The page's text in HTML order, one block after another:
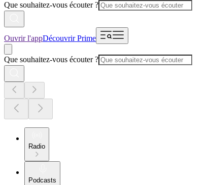
Que souhaitez-vous écouter ?
Ouvrir l'appDécouvrir Prime
Que souhaitez-vous écouter ?
Radio
Podcasts